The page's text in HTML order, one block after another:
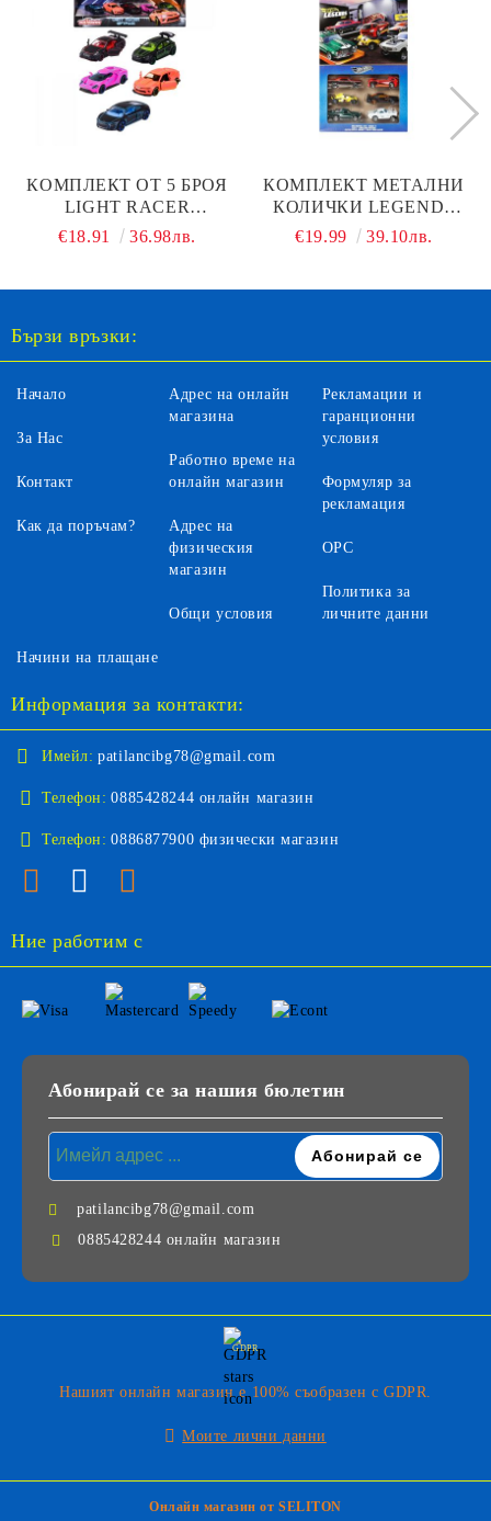
КОМПЛЕКТ ОТ 5 БРОЯ
LIGHT RACER
MAJORETTE 212053179
€18.91 36.98лв.
КОМПЛЕКТ МЕТАЛНИ
КОЛИЧКИ LEGENDS
HOT WHEELS JBY78
€19.99 39.10лв.
Бързи връзки:
Начало
За Нас
Контакт
Как да поръчам?
Адрес на онлайн
магазина
Работно време на
онлайн магазин
Адрес на
физическия
магазин
Общи условия
Рекламации и
гаранционни
условия
Формуляр за
рекламация
ОРС
Политика за
личните данни
Начини на плащане
Информация за контакти:
Имейл: patilancibg78@gmail.com
Телефон: 0885428244 онлайн магазин
Телефон: 0886877900 физически магазин
Ние работим с
Абонирай се за нашия бюлетин
patilancibg78@gmail.com
0885428244 онлайн магазин
GDPR
Нашият онлайн магазин е 100% съобразен с GDPR.
Моите лични данни
Онлайн магазин от SELITON